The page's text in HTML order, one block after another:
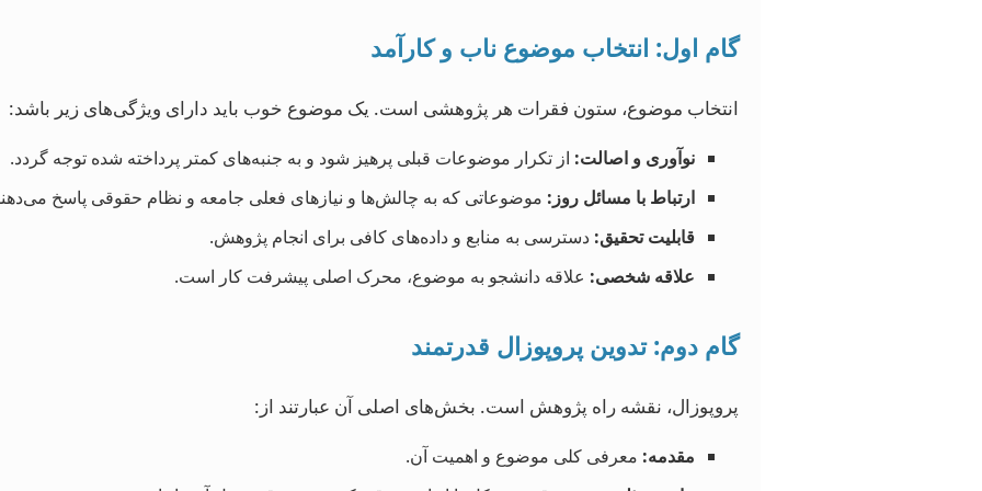
گام اول: انتخاب موضوع ناب و کارآمد
انتخاب موضوع، ستون فقرات هر پژوهشی است. یک موضوع خوب باید دارای ویژگی‌های زیر باشد:
نوآوری و اصالت: از تکرار موضوعات قبلی پرهیز شود و به جنبه‌های کمتر پرداخته شده توجه گردد.
ارتباط با مسائل روز: موضوعاتی که به چالش‌ها و نیازهای فعلی جامعه و نظام حقوقی پاسخ
قابلیت تحقیق: دسترسی به منابع و داده‌های کافی برای انجام پژوهش.
علاقه شخصی: علاقه دانشجو به موضوع، محرک اصلی پیشرفت کار است.
گام دوم: تدوین پروپوزال قدرتمند
پروپوزال، نقشه راه پژوهش است. بخش‌های اصلی آن عبارتند از:
مقدمه: معرفی کلی موضوع و اهمیت آن.